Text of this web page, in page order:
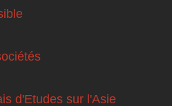
d'Etudes sur l'Asie